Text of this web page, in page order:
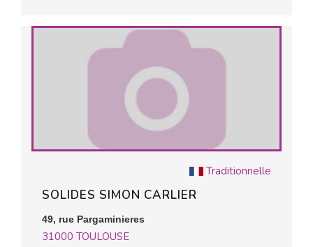
Traditionnelle
SOLIDES SIMON CARLIER
49, rue Pargaminieres
31000 TOULOUSE